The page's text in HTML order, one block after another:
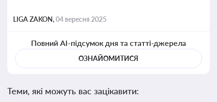
LIGA ZAKON,04 вересня 2025
Повний AI-підсумок дня та статті-джерела
ОЗНАЙОМИТИСЯ
Теми, які можуть вас зацікавити: